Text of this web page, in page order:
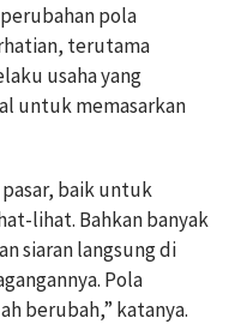
pola
terutama
usaha yang
untuk memasarkan
baik untuk
lihat. Bahkan banyak
siaran langsung di
Pola
berubah,” katanya.